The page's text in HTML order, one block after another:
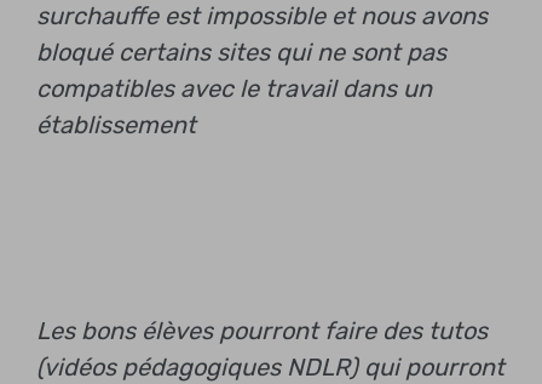
surchauffe est impossible et nous avons
bloqué certains sites qui ne sont pas
compatibles avec le travail dans un
établissement
Les bons élèves pourront faire des tutos
(vidéos pédagogiques NDLR) qui pourront